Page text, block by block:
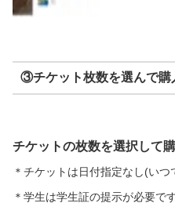
③チケット枚数を選んで購
チケットの枚数を選択して
＊チケットは日付指定なし(いつ
＊学生は学生証の提示が必要で